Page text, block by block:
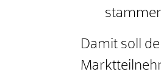
Damit soll